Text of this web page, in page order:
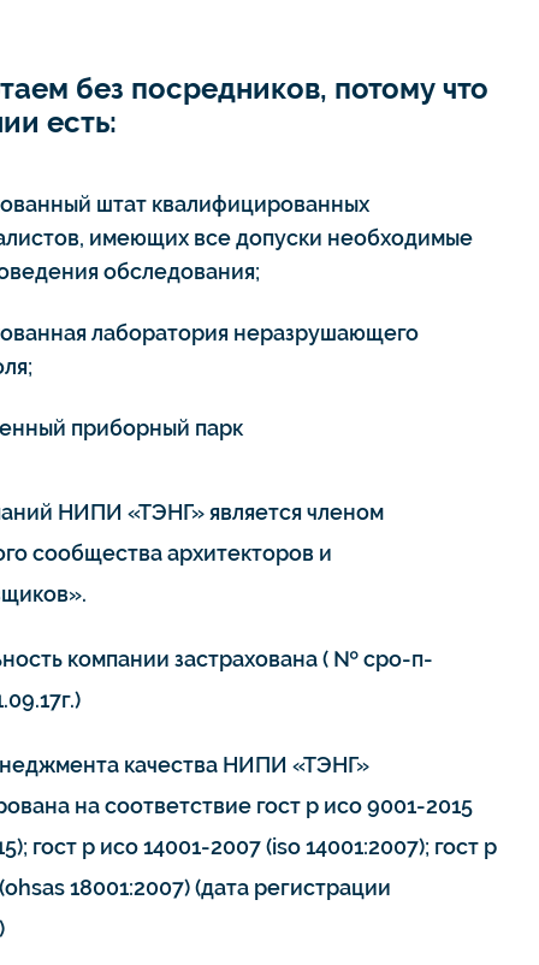
без посредников, потому что
есть:
штат квалифицированных
имеющих все допуски необходимые
обследования;
лаборатория неразрушающего
приборный парк
НИПИ «ТЭНГ» является членом
сообщества архитекторов и
компании застрахована ( № сро-п-
качества НИПИ «ТЭНГ»
на соответствие гост р исо 9001-2015
гост р исо 14001-2007 (iso 14001:2007); гост р
18001:2007) (дата регистрации